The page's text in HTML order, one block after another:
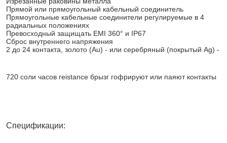
Прямой или прямоугольный кабельный соединитель
Прямоугольные кабельные соединители регулируемые в 4
радиальных положениях
Превосходный защищать EMI 360° и IP67
Сброс внутреннего напряжения
2 до 24 контакта, золото (Au) - или серебряный (покрытый Ag) -
720 соли часов reistance брызг гофрируют или паяют контакты
Спецификации: